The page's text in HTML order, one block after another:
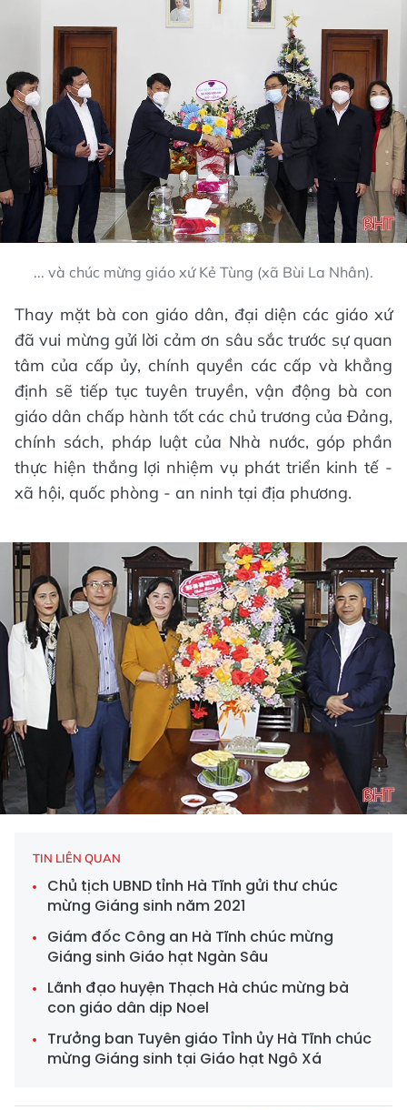
... và chúc mừng giáo xứ Kẻ Tùng (xã Bùi La Nhân).
Thay mặt bà con giáo dân, đại diện các giáo xứ
đã vui mừng gửi lời cảm ơn sâu sắc trước sự quan
tâm của cấp ủy, chính quyền các cấp và khẳng
định sẽ tiếp tục tuyên truyền, vận động bà con
giáo dân chấp hành tốt các chủ trương của Đảng,
chính sách, pháp luật của Nhà nước, góp phần
thực hiện thắng lợi nhiệm vụ phát triển kinh tế -
xã hội, quốc phòng - an ninh tại địa phương.
TIN LIÊN QUAN
Chủ tịch UBND tỉnh Hà Tĩnh gửi thư chúc
mừng Giáng sinh năm 2021
Giám đốc Công an Hà Tĩnh chúc mừng
Giáng sinh Giáo hạt Ngàn Sâu
Lãnh đạo huyện Thạch Hà chúc mừng bà
con giáo dân dịp Noel
Trưởng ban Tuyên giáo Tỉnh ủy Hà Tĩnh chúc
mừng Giáng sinh tại Giáo hạt Ngô Xá